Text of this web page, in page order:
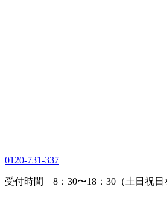
0120-731-337
受付時間 8：30〜18：30（土日祝日